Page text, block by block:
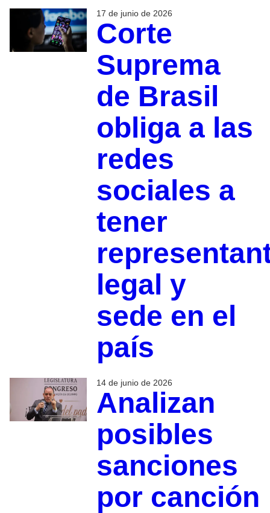
17 de junio de 2026
Corte
Suprema
de Brasil
obliga a las
redes
sociales a
tener
legal y
sede en el
país
14 de junio de 2026
Analizan
posibles
sanciones
por canción